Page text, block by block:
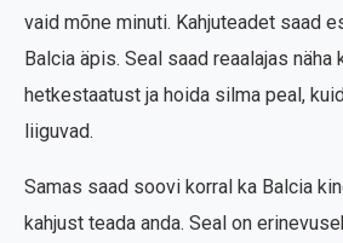
vaid mõne minuti. Kahjuteadet saad
Balcia äpis. Seal saad reaalajas näha
hetkestaatust ja hoida silma peal,
liiguvad.
Samas saad soovi korral ka Balcia
kahjust teada anda. Seal on